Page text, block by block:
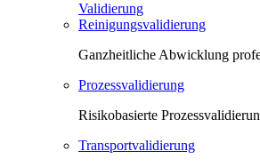
Validierung
Reinigungsvalidierung
Ganzheitliche Abwicklung
Prozessvalidierung
Risikobasierte
Transportvalidierung